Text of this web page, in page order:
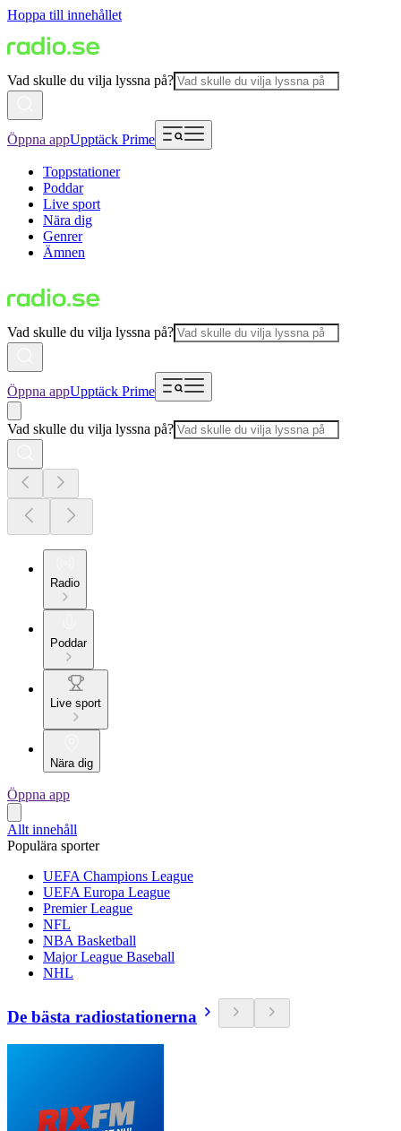
Hoppa till innehållet
Vad skulle du vilja lyssna på?
Öppna appUpptäck Prime
Toppstationer
Poddar
Live sport
Nära dig
Genrer
Ämnen
Vad skulle du vilja lyssna på?
Öppna appUpptäck Prime
Vad skulle du vilja lyssna på?
Radio
Poddar
Live sport
Nära dig
Öppna app
Allt innehåll
Populära sporter
UEFA Champions League
UEFA Europa League
Premier League
NFL
NBA Basketball
Major League Baseball
NHL
De bästa radiostationerna